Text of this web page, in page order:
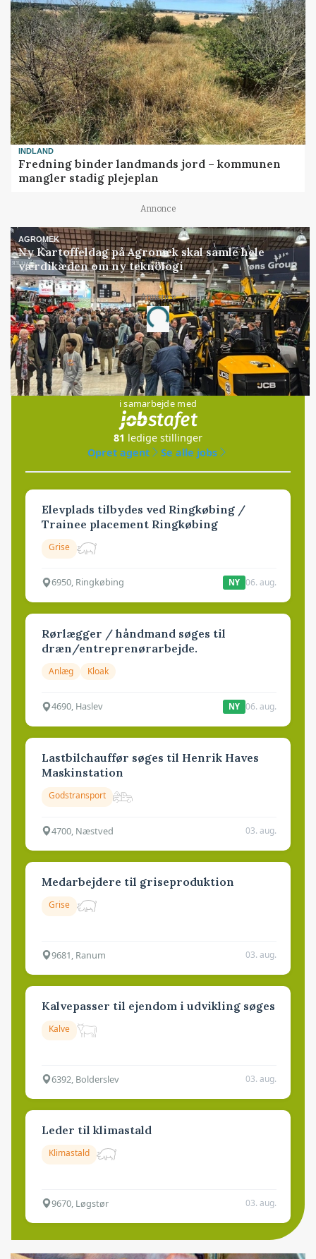
INDLAND
Fredning binder landmands jord – kommunen
mangler stadig plejeplan
Annonce
AGROMEK
Ny Kartoffeldag på Agromek skal samle hele
værdikæden om ny teknologi
Annonce
Loading...
Jobs
i samarbejde med
81 ledige stillinger
Opret agent
Se alle jobs
Elevplads tilbydes ved Ringkøbing /
Trainee placement Ringkøbing
Grise
6950, Ringkøbing NY 06. aug.
Rørlægger / håndmand søges til
dræn/entreprenørarbejde.
Anlæg Kloak
4690, Haslev NY 06. aug.
Lastbilchauffør søges til Henrik Haves
Maskinstation
Godstransport
4700, Næstved 03. aug.
Medarbejdere til griseproduktion
Grise
9681, Ranum 03. aug.
Kalvepasser til ejendom i udvikling søges
Kalve
6392, Bolderslev 03. aug.
Leder til klimastald
Klimastald
9670, Løgstør 03. aug.